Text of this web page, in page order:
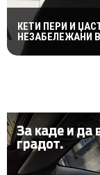
КЕТИ ПЕРИ И
НЕЗАБЕЛЕЖАНИ
РЕАКЦИИ: